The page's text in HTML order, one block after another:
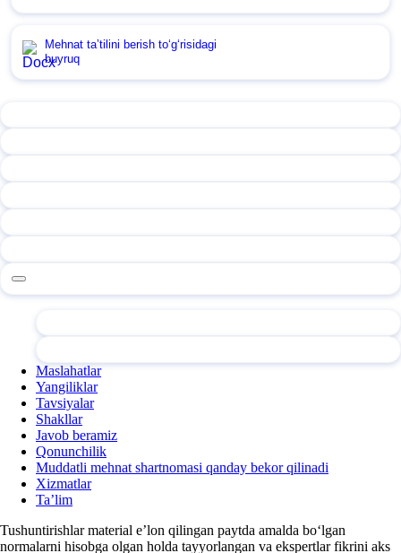
Mehnat ta’tilini berish toʻgʻrisidagi
buyruq
Maslahatlar
Yangiliklar
Tavsiyalar
Shakllar
Javob beramiz
Qonunchilik
Muddatli mehnat shartnomasi qanday bekor qilinadi
Xizmatlar
Ta’lim
Tushuntirishlar material e’lon qilingan paytda amalda boʻlgan
normalarni hisobga olgan holda tayyorlangan va ekspertlar fikrini aks